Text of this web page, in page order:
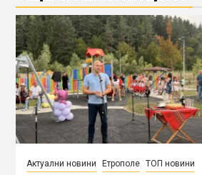
Актуални новини Етрополе ТОП новини